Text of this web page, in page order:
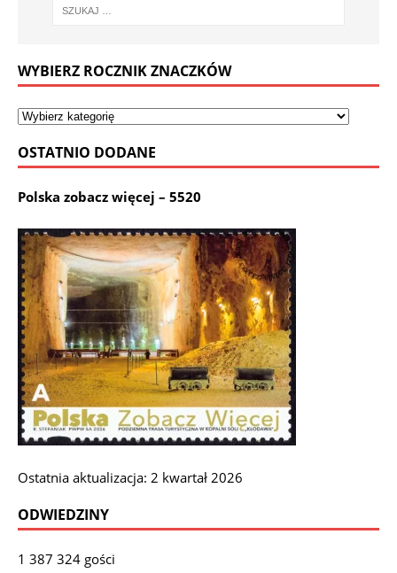
WYBIERZ ROCZNIK ZNACZKÓW
OSTATNIO DODANE
Polska zobacz więcej – 5520
Ostatnia aktualizacja: 2 kwartał 2026
ODWIEDZINY
1 387 324 gości